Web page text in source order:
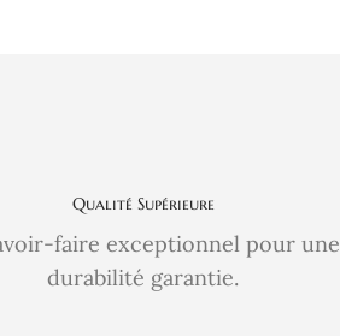
Qualité Supérieure
faire exceptionnel pour une
durabilité garantie.